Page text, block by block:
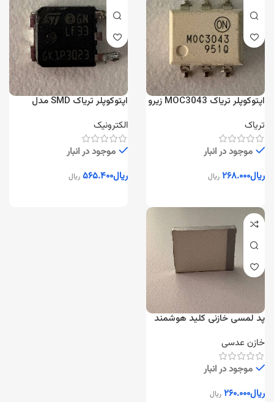
اپتوکوپلر تریاک MOC3043 زیرو
تریاک
موجود در انبار
ریال۲۶۸.۰۰۰ ریال
اپتوکوپلر تریاک SMD مدل
الکترونیک
موجود در انبار
ریال۵۶۵.۴۰۰ ریال
پد لمسی خازنی کلید هوشمند
خازن عدسی
موجود در انبار
ریال۲۶۰.۰۰۰ ریال